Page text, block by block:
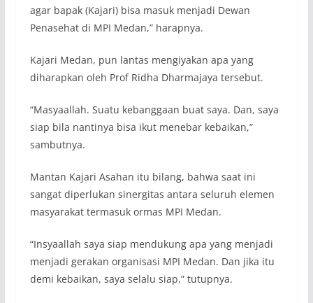
agar bapak (Kajari) bisa masuk menjadi Dewan
Penasehat di MPI Medan,” harapnya.
Kajari Medan, pun lantas mengiyakan apa yang
diharapkan oleh Prof Ridha Dharmajaya tersebut.
“Masyaallah. Suatu kebanggaan buat saya. Dan, saya
siap bila nantinya bisa ikut menebar kebaikan,”
sambutnya.
Mantan Kajari Asahan itu bilang, bahwa saat ini
sangat diperlukan sinergitas antara seluruh elemen
masyarakat termasuk ormas MPI Medan.
“Insyaallah saya siap mendukung apa yang menjadi
menjadi gerakan organisasi MPI Medan. Dan jika itu
demi kebaikan, saya selalu siap,” tutupnya.